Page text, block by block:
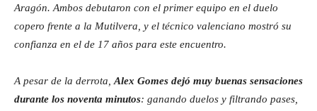
Aragón. Ambos debutaron con el primer equipo en el duelo
copero frente a la Mutilvera, y el técnico valenciano mostró su
confianza en el de 17 años para este encuentro.
A pesar de la derrota, Alex Gomes dejó muy buenas sensaciones
durante los noventa minutos: ganando duelos y filtrando pases,